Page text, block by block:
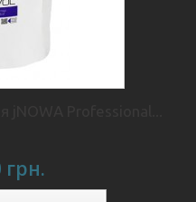
грн.